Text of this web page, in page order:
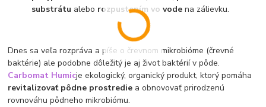
substrátu alebo rozpustením vo vode na zálievku.
Dnes sa veľa rozpráva a píše o črevnom mikrobióme (črevné
baktérie) ale podobne dôležitý je aj život baktérií v pôde.
Carbomat Humicje ekologický, organický produkt, ktorý pomáha
revitalizovať pôdne prostredie a obnovovať prirodzenú
rovnováhu pôdneho mikrobiómu.